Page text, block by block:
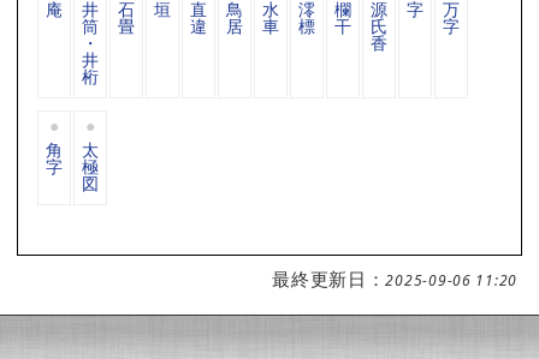
庵 井
筒
・
井
桁
石
畳
垣 直
違
鳥
居
水
車
澪
標
欄
干
源
氏
香
字 万
字
角
字
太
極
図
最終更新日：2025-09-06 11:20